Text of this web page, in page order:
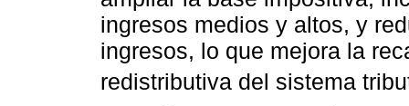
ingresos medios y altos, y
ingresos, lo que mejora la
redistributiva del sistema